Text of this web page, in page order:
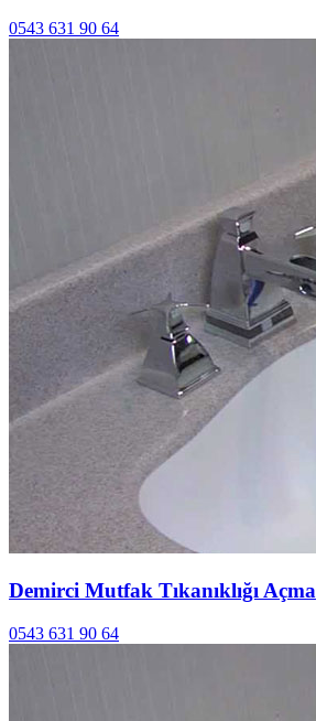
0543 631 90 64
Demirci Mutfak Tıkanıklığı Açma
0543 631 90 64